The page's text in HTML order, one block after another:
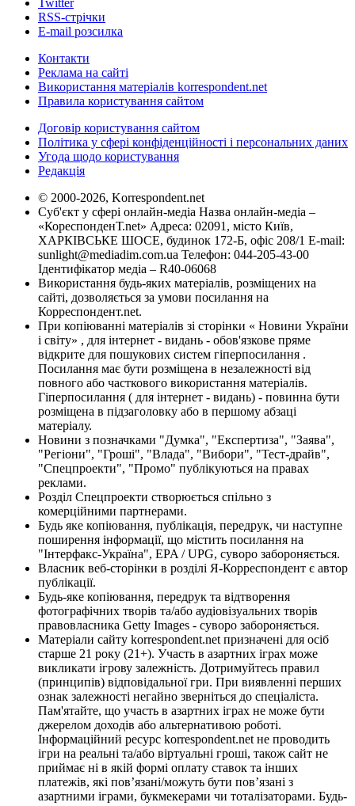
RSS-стрічки
E-mail розсилка
Контакти
Реклама на сайті
Використання матеріалів korrespondent.net
Правила користування сайтом
Договір користування сайтом
Політика у сфері конфіденційності і персональних даних
Угода щодо користування
Редакція
© 2000-2026, Korrespondent.net
Суб'єкт у сфері онлайн-медіа Назва онлайн-медіа –
«КореспонденТ.net» Адреса: 02091, місто Київ,
ХАРКІВСЬКЕ ШОСЕ, будинок 172-Б, офіс 208/1 E-mail:
sunlight@mediadim.com.ua Телефон: 044-205-43-00
Ідентифікатор медіа – R40-06068
Використання будь-яких матеріалів, розміщених на
сайті, дозволяється за умови посилання на
Корреспондент.net.
При копіюванні матеріалів зі сторінки « Новини України
і світу» , для інтернет - видань - обов'язкове пряме
відкрите для пошукових систем гіперпосилання .
Посилання має бути розміщена в незалежності від
повного або часткового використання матеріалів.
Гіперпосилання ( для інтернет - видань) - повинна бути
розміщена в підзаголовку або в першому абзаці
матеріалу.
Новини з позначками "Думка", "Експертиза", "Заява",
"Регіони", "Гроші", "Влада", "Вибори", "Тест-драйв",
"Спецпроекти", "Промо" публікуються на правах
реклами.
Розділ Спецпроекти створюється спільно з
комерційними партнерами.
Будь яке копіювання, публікація, передрук, чи наступне
поширення інформації, що містить посилання на
"Інтерфакс-Україна", EPA / UPG, суворо забороняється.
Власник веб-сторінки в розділі Я-Корреспондент є автор
публікації.
Будь-яке копіювання, передрук та відтворення
фотографічних творів та/або аудіовізуальних творів
правовласника Getty Images - суворо забороняється.
Матеріали сайту korrespondent.net призначені для осіб
старше 21 року (21+). Участь в азартних іграх може
викликати ігрову залежність. Дотримуйтесь правил
(принципів) відповідальної гри. При виявленні перших
ознак залежності негайно зверніться до спеціаліста.
Пам'ятайте, що участь в азартних іграх не може бути
джерелом доходів або альтернативою роботі.
Інформаційний ресурс korrespondent.net не проводить
ігри на реальні та/або віртуальні гроші, також сайт не
приймає ні в якій формі оплату ставок та інших
платежів, які пов’язані/можуть бути пов’язані з
азартними іграми, букмекерами чи тоталізаторами. Будь-